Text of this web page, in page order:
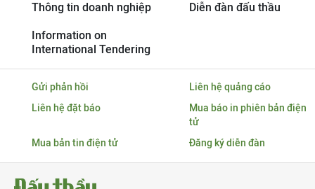
Thông tin doanh nghiệp Diễn đàn đấu thầu
Information on
International Tendering
Gửi phản hồi
Liên hệ quảng cáo
Liên hệ đặt báo
Mua báo in phiên bản điện
tử
Mua bản tin điện tử
Đăng ký diễn đàn